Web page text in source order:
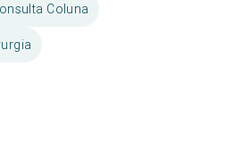
Coluna